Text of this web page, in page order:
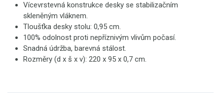
Vícevrstevná konstrukce desky se stabilizačním
skleněným vláknem.
Tloušťka desky stolu: 0,95 cm.
100% odolnost proti nepříznivým vlivům počasí.
Snadná údržba, barevná stálost.
Rozměry (d x š x v): 220 x 95 x 0,7 cm.